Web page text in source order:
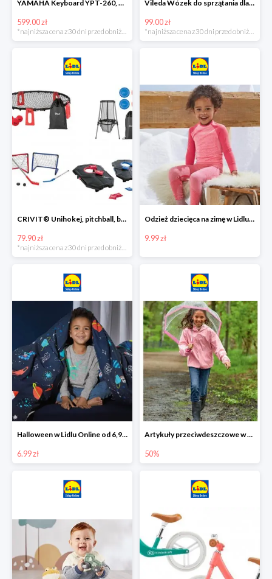
YAMAHA Keyboard YPT-260, 61 klawiszy
599.00 zł
*najniższa cena z 30 dni przed obniżką
Vileda Wózek do sprzątania dla dzieci
99.00 zł
*najniższa cena z 30 dni przed obniżką
CRIVIT® Unihokej, pitchball, bean bag lub disc golf
79.90 zł
Odzież dziecięca na zimę w Lidlu Online od 9,99 zł
9.99 zł
Halloween w Lidlu Online od 6,99 zł
6.99 zł
Artykuły przeciwdeszczowe w Lodilu Online do -50%
50%